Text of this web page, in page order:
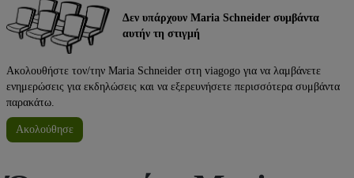
Δεν υπάρχουν Maria Schneider συμβάντα
αυτήν τη στιγμή
Ακολουθήστε τον/την Maria Schneider στη viagogo για να λαμβάνετε
ενημερώσεις για εκδηλώσεις και να εξερευνήσετε περισσότερα συμβάντα
παρακάτω.
Ακολούθησε